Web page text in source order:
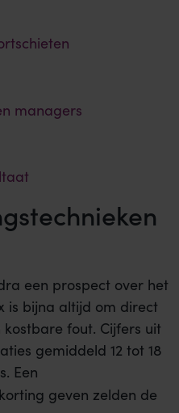
managers
een prospect over het
is bijna altijd om direct
fout. Cijfers uit
gemiddeld 12 tot 18
Een
geven zelden de